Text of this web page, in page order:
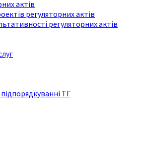
актів
регуляторних актів
регуляторних актів
ТГ